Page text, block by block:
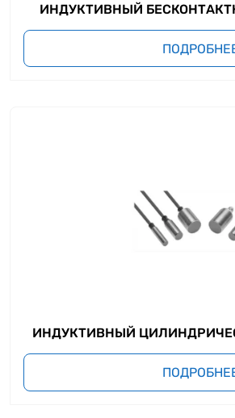
ИНДУКТИВНЫЙ
ИНДУКТИВНЫЙ